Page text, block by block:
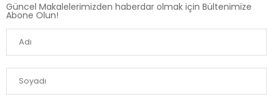
Güncel Makalelerimizden haberdar olmak için Bültenimize
Abone Olun!